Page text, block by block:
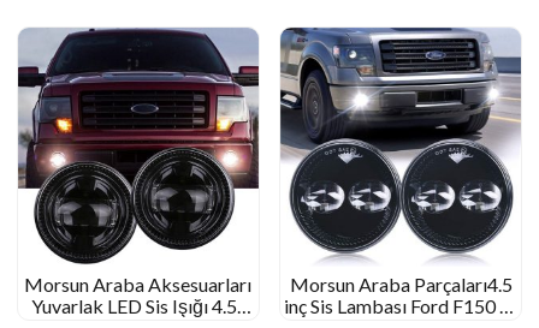
Morsun Araba Aksesuarları
Yuvarlak LED Sis Işığı 4.5”
Morsun Araba Parçaları4.5
inç Sis Lambası Ford F150 F-